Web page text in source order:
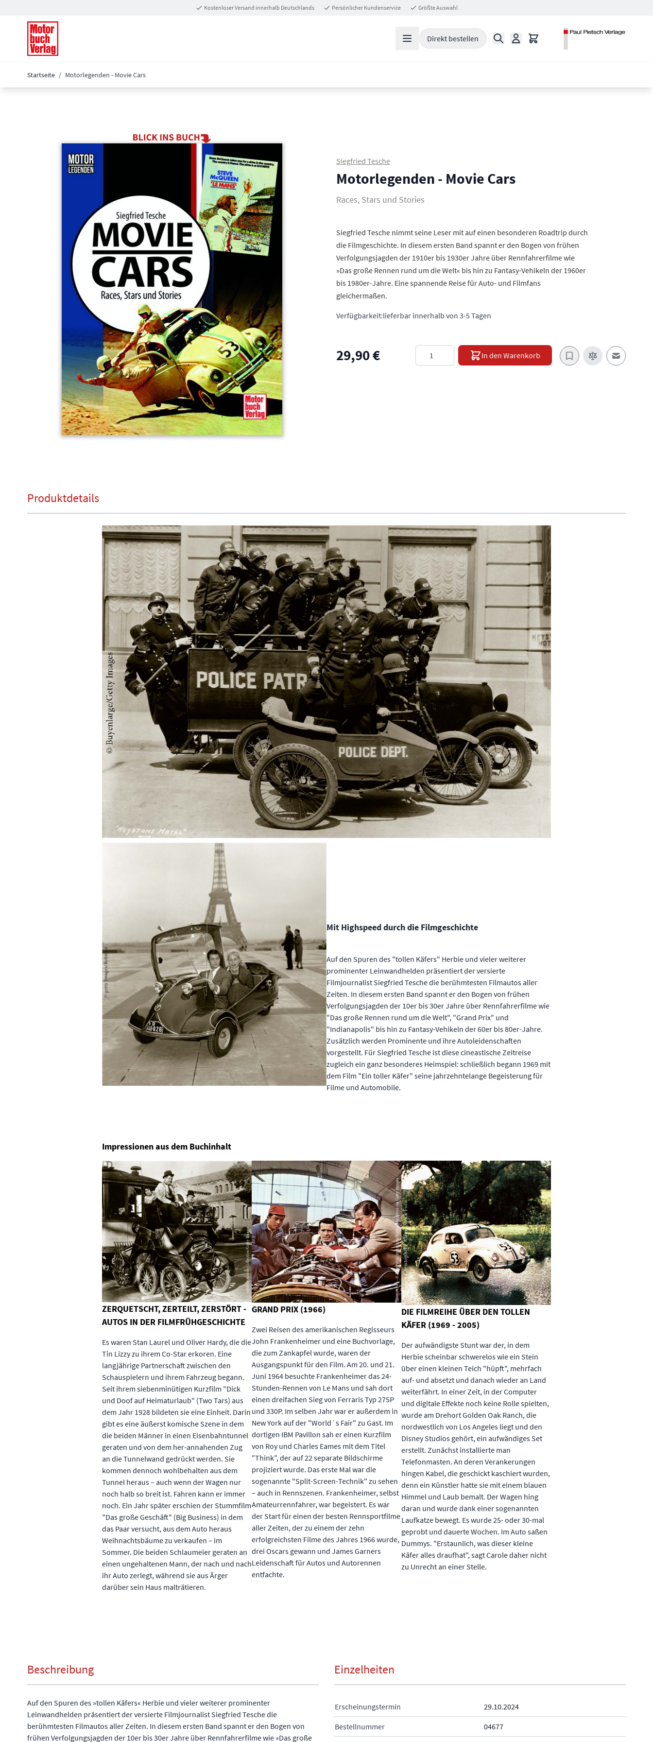
Kostenloser Versand innerhalb Deutschlands Persönlicher Kundenservice Größte Auswahl
Direkt bestellen Suche Warenkorb
Startseite / Motorlegenden - Movie Cars
Siegfried Tesche
Motorlegenden - Movie Cars
Races, Stars und Stories
Siegfried Tesche nimmt seine Leser mit auf einen besonderen Roadtrip durch
die Filmgeschichte. In diesem ersten Band spannt er den Bogen von frühen
Verfolgungsjagden der 1910er bis 1930er Jahre über Rennfahrerfilme wie
»Das große Rennen rund um die Welt« bis hin zu Fantasy-Vehikeln der 1960er
bis 1980er-Jahre. Eine spannende Reise für Auto- und Filmfans
gleichermaßen.
Verfügbarkeit:lieferbar innerhalb von 3-5 Tagen
29,90 € Menge In den Warenkorb
E-Mail an
Produktdetails
Mit Highspeed durch die Filmgeschichte
Auf den Spuren des "tollen Käfers" Herbie und vieler weiterer
prominenter Leinwandhelden präsentiert der versierte
Filmjournalist Siegfried Tesche die berühmtesten Filmautos aller
Zeiten. In diesem ersten Band spannt er den Bogen von frühen
Verfolgungsjagden der 10er bis 30er Jahre über Rennfahrerfilme wie
"Das große Rennen rund um die Welt", "Grand Prix" und
"Indianapolis" bis hin zu Fantasy-Vehikeln der 60er bis 80er-Jahre.
Zusätzlich werden Prominente und ihre Autoleidenschaften
vorgestellt. Für Siegfried Tesche ist diese cineastische Zeitreise
zugleich ein ganz besonderes Heimspiel: schließlich begann 1969 mit
dem Film "Ein toller Käfer" seine jahrzehntelange Begeisterung für
Filme und Automobile.
Impressionen aus dem Buchinhalt
ZERQUETSCHT, ZERTEILT, ZERSTÖRT -
AUTOS IN DER FILMFRÜHGESCHICHTE
Es waren Stan Laurel und Oliver Hardy, die die
Tin Lizzy zu ihrem Co-Star erkoren. Eine
langjährige Partnerschaft zwischen den
Schauspielern und ihrem Fahrzeug begann.
Seit ihrem siebenminütigen Kurzfilm "Dick
und Doof auf Heimaturlaub" (Two Tars) aus
dem Jahr 1928 bildeten sie eine Einheit. Darin
gibt es eine äußerst komische Szene in dem
die beiden Männer in einen Eisenbahntunnel
geraten und von dem her-annahenden Zug
an die Tunnelwand gedrückt werden. Sie
kommen dennoch wohlbehalten aus dem
Tunnel heraus – auch wenn der Wagen nur
noch halb so breit ist. Fahren kann er immer
noch. Ein Jahr später erschien der Stummfilm
"Das große Geschäft" (Big Business) in dem
das Paar versucht, aus dem Auto heraus
Weihnachtsbäume zu verkaufen – im
Sommer. Die beiden Schlaumeier geraten an
einen ungehaltenen Mann, der nach und nach
ihr Auto zerlegt, während sie aus Ärger
darüber sein Haus malträtieren.
GRAND PRIX (1966)
Zwei Reisen des amerikanischen Regisseurs
John Frankenheimer und eine Buchvorlage,
die zum Zankapfel wurde, waren der
Ausgangspunkt für den Film. Am 20. und 21.
Juni 1964 besuchte Frankenheimer das 24-
Stunden-Rennen von Le Mans und sah dort
einen dreifachen Sieg von Ferraris Typ 275P
und 330P. Im selben Jahr war er außerdem in
New York auf der "World´s Fair" zu Gast. Im
dortigen IBM Pavillon sah er einen Kurzfilm
von Roy und Charles Eames mit dem Titel
"Think", der auf 22 separate Bildschirme
projiziert wurde. Das erste Mal war die
sogenannte "Split-Screen-Technik" zu sehen
– auch in Rennszenen. Frankenheimer, selbst
Amateurrennfahrer, war begeistert. Es war
der Start für einen der besten Rennsportfilme
aller Zeiten, der zu einem der zehn
erfolgreichsten Filme des Jahres 1966 wurde,
drei Oscars gewann und James Garners
Leidenschaft für Autos und Autorennen
entfachte.
DIE FILMREIHE ÜBER DEN TOLLEN
KÄFER (1969 - 2005)
Der aufwändigste Stunt war der, in dem
Herbie scheinbar schwerelos wie ein Stein
über einen kleinen Teich "hüpft", mehrfach
auf- und absetzt und danach wieder an Land
weiterfährt. In einer Zeit, in der Computer
und digitale Effekte noch keine Rolle spielten,
wurde am Drehort Golden Oak Ranch, die
nordwestlich von Los Angeles liegt und den
Disney Studios gehört, ein aufwändiges Set
erstellt. Zunächst installierte man
Telefonmasten. An deren Verankerungen
hingen Kabel, die geschickt kaschiert wurden,
denn ein Künstler hatte sie mit einem blauen
Himmel und Laub bemalt. Der Wagen hing
daran und wurde dank einer sogenannten
Laufkatze bewegt. Es wurde 25- oder 30-mal
geprobt und dauerte Wochen. Im Auto saßen
Dummys. "Erstaunlich, was dieser kleine
Käfer alles draufhat", sagt Carole daher nicht
zu Unrecht an einer Stelle.
Beschreibung
Auf den Spuren des »tollen Käfers« Herbie und vieler weiterer prominenter
Leinwandhelden präsentiert der versierte Filmjournalist Siegfried Tesche die
berühmtesten Filmautos aller Zeiten. In diesem ersten Band spannt er den Bogen von
frühen Verfolgungsjagden der 10er bis 30er Jahre über Rennfahrerfilme wie »Das große
Einzelheiten
Erscheinungstermin 29.10.2024
Bestellnummer 04677